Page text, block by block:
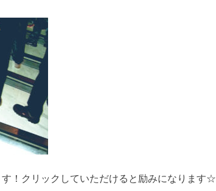
！クリックしていただけると励みになります☆